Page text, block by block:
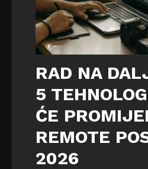
RAD NA
5
ĆE
REMOTE
2026